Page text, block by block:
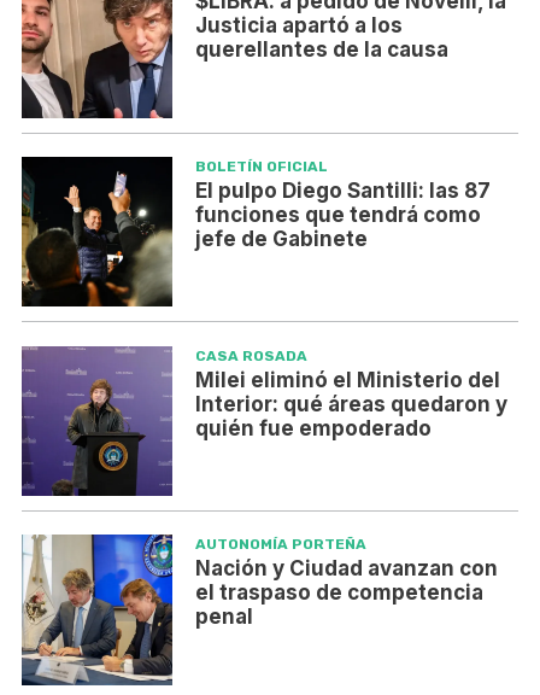
Justicia apartó a los
querellantes de la causa
BOLETÍN OFICIAL
El pulpo Diego Santilli: las 87
funciones que tendrá como
jefe de Gabinete
CASA ROSADA
Milei eliminó el Ministerio del
Interior: qué áreas quedaron y
quién fue empoderado
AUTONOMÍA PORTEÑA
Nación y Ciudad avanzan con
el traspaso de competencia
penal